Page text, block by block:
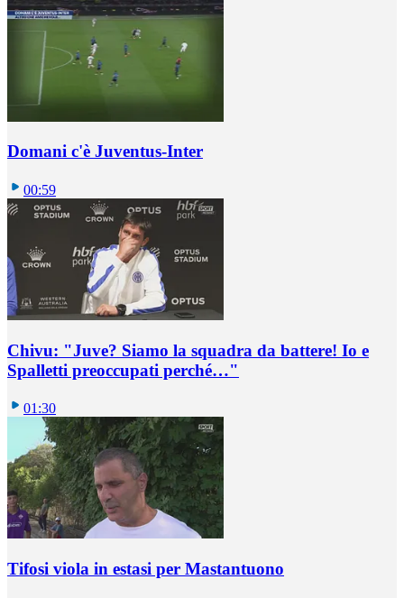
Domani c'è Juventus-Inter
00:59
Chivu: "Juve? Siamo la squadra da battere! Io e
Spalletti preoccupati perché…"
01:30
Tifosi viola in estasi per Mastantuono